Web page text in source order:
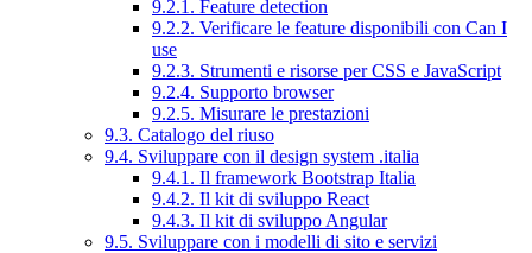
9.2.1. Feature detection
9.2.2. Verificare le feature disponibili con Can I
use
9.2.3. Strumenti e risorse per CSS e JavaScript
9.2.4. Supporto browser
9.2.5. Misurare le prestazioni
9.3. Catalogo del riuso
9.4. Sviluppare con il design system .italia
9.4.1. Il framework Bootstrap Italia
9.4.2. Il kit di sviluppo React
9.4.3. Il kit di sviluppo Angular
9.5. Sviluppare con i modelli di sito e servizi